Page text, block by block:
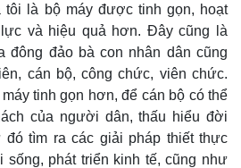
tôi là bộ máy được tinh gọn, hoạt
và hiệu quả hơn. Đây cũng là
đông đảo bà con nhân dân cũng
cán bộ, công chức, viên chức.
tinh gọn hơn, để cán bộ có thể
của người dân, thấu hiểu đời
đó tìm ra các giải pháp thiết thực
sống, phát triển kinh tế, cũng như